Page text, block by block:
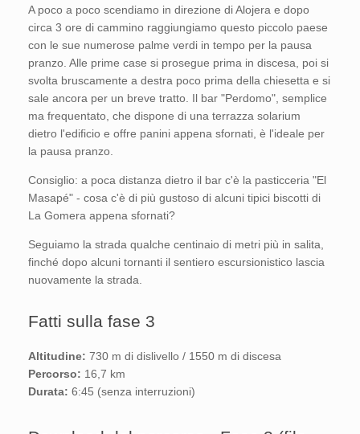
A poco a poco scendiamo in direzione di Alojera e dopo
circa 3 ore di cammino raggiungiamo questo piccolo paese
con le sue numerose palme verdi in tempo per la pausa
pranzo. Alle prime case si prosegue prima in discesa, poi si
svolta bruscamente a destra poco prima della chiesetta e si
sale ancora per un breve tratto. Il bar "Perdomo", semplice
ma frequentato, che dispone di una terrazza solarium
dietro l'edificio e offre panini appena sfornati, è l'ideale per
la pausa pranzo.
Consiglio: a poca distanza dietro il bar c'è la pasticceria "El
Masapé" - cosa c'è di più gustoso di alcuni tipici biscotti di
La Gomera appena sfornati?
Seguiamo la strada qualche centinaio di metri più in salita,
finché dopo alcuni tornanti il sentiero escursionistico lascia
nuovamente la strada.
Fatti sulla fase 3
Altitudine: 730 m di dislivello / 1550 m di discesa
Percorso: 16,7 km
Durata: 6:45 (senza interruzioni)